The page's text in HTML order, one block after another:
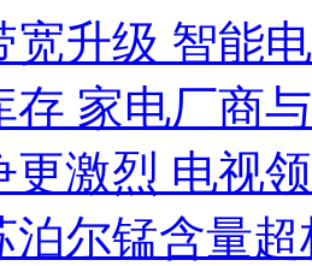
宽升级 智能
存 家电厂商
更激烈 电视
泊尔锰含量